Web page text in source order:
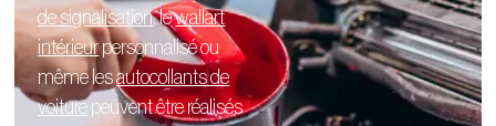
de signalisation, lewallart
intérieur personnaliséou
même lesautocollants de
voiture peuvent être réalisés